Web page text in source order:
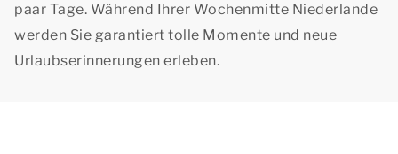
paar Tage. Während Ihrer Wochenmitte Niederlande
werden Sie garantiert tolle Momente und neue
Urlaubserinnerungen erleben.